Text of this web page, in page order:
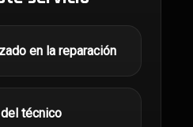
en la reparación
técnico